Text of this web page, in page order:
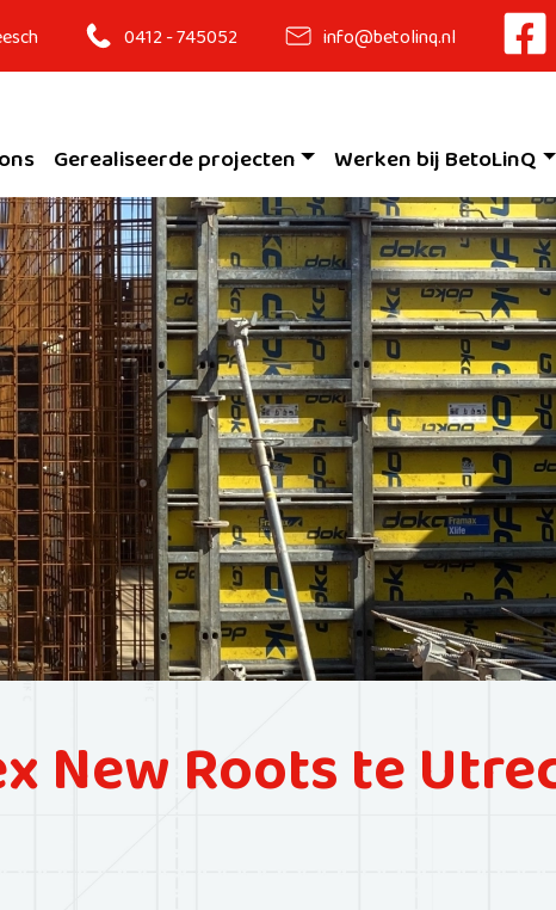
0412 - 745052 info@betolinq.nl
Gerealiseerde projecten Werken bij BetoLinQ
New Roots te